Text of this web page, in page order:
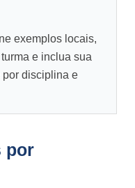
exemplos locais,
e inclua sua
disciplina e
por